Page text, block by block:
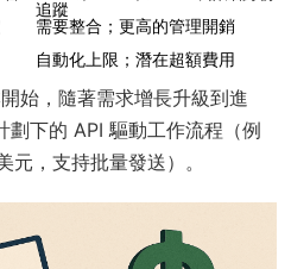
追蹤
需要整合；更高的管理開銷
自動化上限；潛在超額費用
始，隨著需求增長升級到進
下的 API 驅動工作流程（例
，支持批量發送）。